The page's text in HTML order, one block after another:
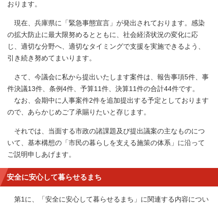
おります。
現在、兵庫県に「緊急事態宣言」が発出されております。感染
の拡大防止に最大限努めるとともに、社会経済状況の変化に応
じ、適切な分野へ、適切なタイミングで支援を実施できるよう、
引き続き努めてまいります。
さて、今議会に私から提出いたします案件は、報告事項5件、事
件決議13件、条例4件、予算11件、決算11件の合計44件です。
なお、会期中に人事案件2件を追加提出する予定としております
ので、あらかじめご了承賜りたいと存じます。
それでは、当面する市政の諸課題及び提出議案の主なものにつ
いて、基本構想の「市民の暮らしを支える施策の体系」に沿って
ご説明申しあげます。
安全に安心して暮らせるまち
第1に、「安全に安心して暮らせるまち」に関連する内容につい